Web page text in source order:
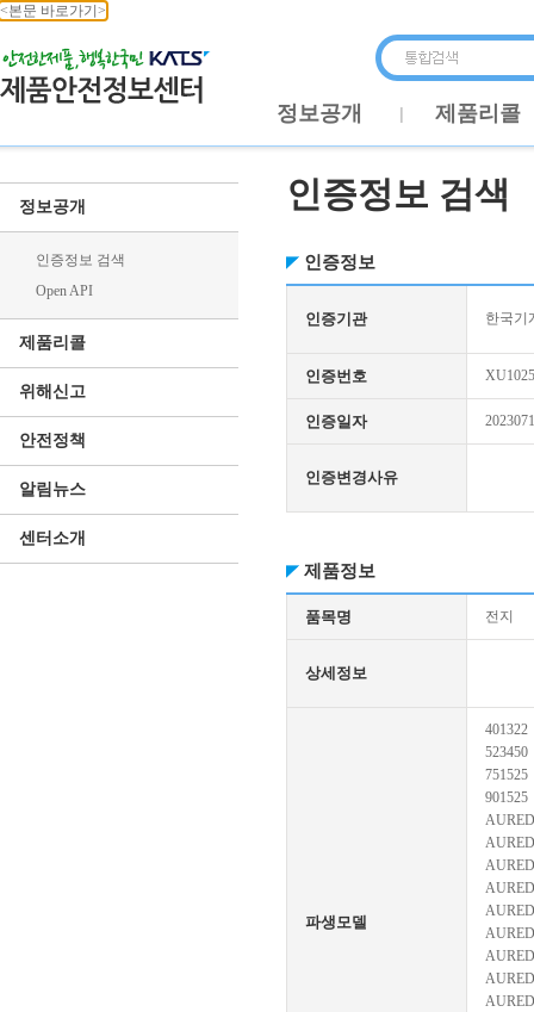
<본문 바로가기>
정보공개 제품리콜
정보공개
인증정보 검색
Open API
제품리콜
위해신고
안전정책
알림뉴스
센터소개
인증정보 검색
인증정보
인증기관 한국기
인증번호
인증일자
인증변경사유
제품정보
품목명 전지
상세정보
파생모델
401322
523450
751525
901525